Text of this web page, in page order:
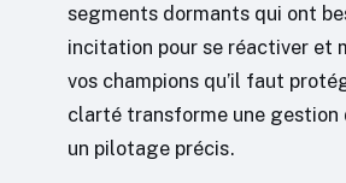
segments dormants qui ont
incitation pour se réactiver et
vos champions qu’il faut
clarté transforme une gestion
un pilotage précis.